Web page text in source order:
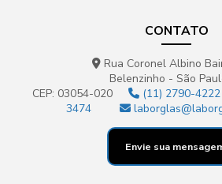
CONTATO
Rua Coronel Albino
Belenzinho - São
CEP: 03054-020
(11) 2790-4222
3474
Envie sua